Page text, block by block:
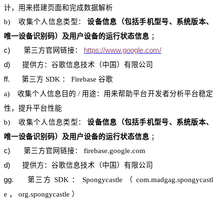
计，用来搭建页面和完成数据解析
b)
收集个人信息类型：
设备信息（包括手机型号、系统版本、
唯一设备识别码）及用户设备的运行状态信息 ；
c)
第三方官网链接：
https://www.google.com/
d)
提供方： 谷歌信息技术 （中国）有限公司
ff.
第三方 SDK ： Firebase 谷歌
a)
收集个人信息目的 / 用途：用来帮助平台开发者分析平台稳定
性，提升平台性能
b)
收集个人信息类型：
设备信息（包括手机型号、系统版本、
唯一设备识别码）及用户设备的运行状态信息 ；
c)
第三方官网链接：
firebase.google.com
d)
提供方： 谷歌信息技术 （中国）有限公司
gg.
第三方 SDK ： Spongycastle （ com.madgag.spongycastl
e ， org.spongycastle ）